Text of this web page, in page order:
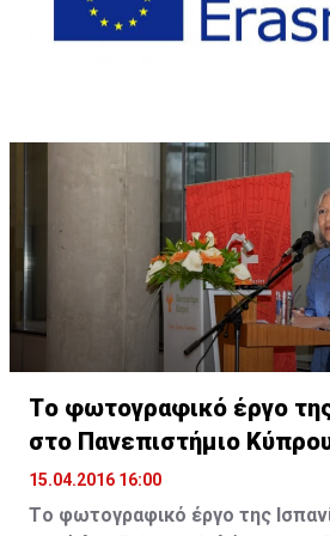
Tο φωτογραφικό έργο
στο Πανεπιστήμιο
15.04.2016 16:00
Tο φωτογραφικό έργο της